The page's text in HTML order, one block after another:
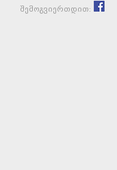
შემოგვიერთდით: